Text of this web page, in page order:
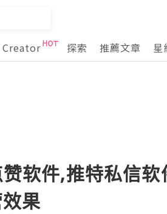
Creator 探索 推薦文章 星
软件,推特私信
果